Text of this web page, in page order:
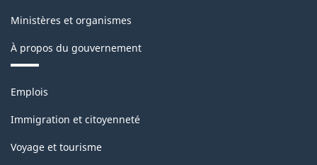
Ministères et organismes
À propos du gouvernement
Thèmes
sujets
Emplois
Immigration et citoyenneté
Voyage et tourisme